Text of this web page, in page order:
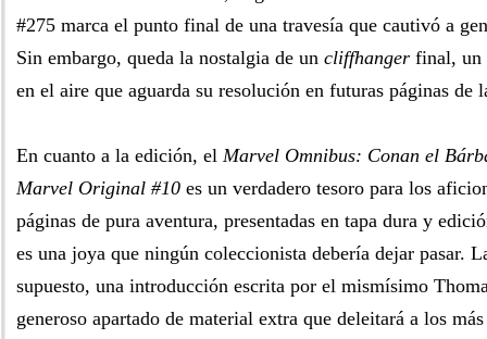
#275 marca el punto final de una travesía que cautivó a
Sin embargo, queda la nostalgia de un cliffhanger final, un
en el aire que aguarda su resolución en futuras páginas de
En cuanto a la edición, el Marvel Omnibus: Conan el
Marvel Original #10 es un verdadero tesoro para los
páginas de pura aventura, presentadas en tapa dura y
es una joya que ningún coleccionista debería dejar pasar.
supuesto, una introducción escrita por el mismísimo
generoso apartado de material extra que deleitará a los